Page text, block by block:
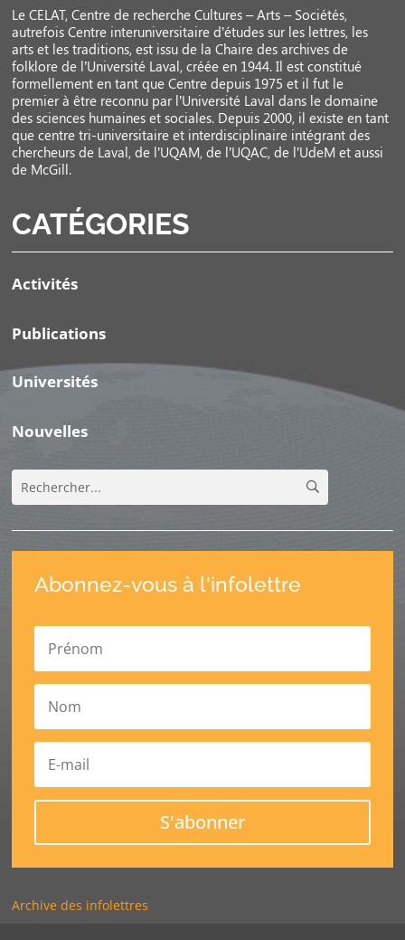
Le CELAT, Centre de recherche Cultures – Arts – Sociétés,
autrefois Centre interuniversitaire d’études sur les lettres, les
arts et les traditions, est issu de la Chaire des archives de
folklore de l’Université Laval, créée en 1944. Il est constitué
formellement en tant que Centre depuis 1975 et il fut le
premier à être reconnu par l’Université Laval dans le domaine
des sciences humaines et sociales. Depuis 2000, il existe en tant
que centre tri-universitaire et interdisciplinaire intégrant des
chercheurs de Laval, de l’UQAM, de l’UQAC, de l’UdeM et aussi
de McGill.
CATÉGORIES
Activités
Publications
Universités
Nouvelles
Abonnez-vous à l'infolettre
S'abonner
Archive des infolettres